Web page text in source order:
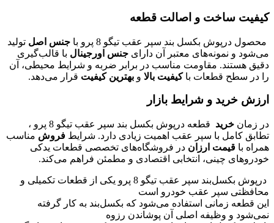
کیفیت ساخت و اصالت قطعه
محصول درپوش بکسل بند سپر عقب تیگو 8 پرو با جنس اصل تولید
می‌شود و نمونه‌های معتبر آن دارای جنس اورجینال با قالب‌گیری
دقیق هستند. مقاومت مناسب در برابر ضربه و شرایط محیطی، آن
را در سطح قطعات باکیفیت بالا و بهترین کیفیت قرار می‌دهد.
ارزش خرید و شرایط بازار
در زمان خرید
قطعه درپوش بکسل بند سپر عقب تیگو 8 پرو ،
تطابق کامل با سپر عقب اهمیت زیادی دارد. شرایط فروش مناسب
همراه با قیمت ارزان در فروشگاه‌های تخصصی قطعات یدکی
خودروهای چینی، انتخابی اقتصادی و مطمئن فراهم می‌کند.
درپوش بکسل‌بند سپر عقب تیگو 8 پرو یکی از قطعات تکمیلی و
محافظتی سپر عقب خودرو است
این قطعه زمانی استفاده می‌شود که بکسل‌بند به کار گرفته
نمی‌شود و وظیفه اصلی آن پوشاندن رزوه